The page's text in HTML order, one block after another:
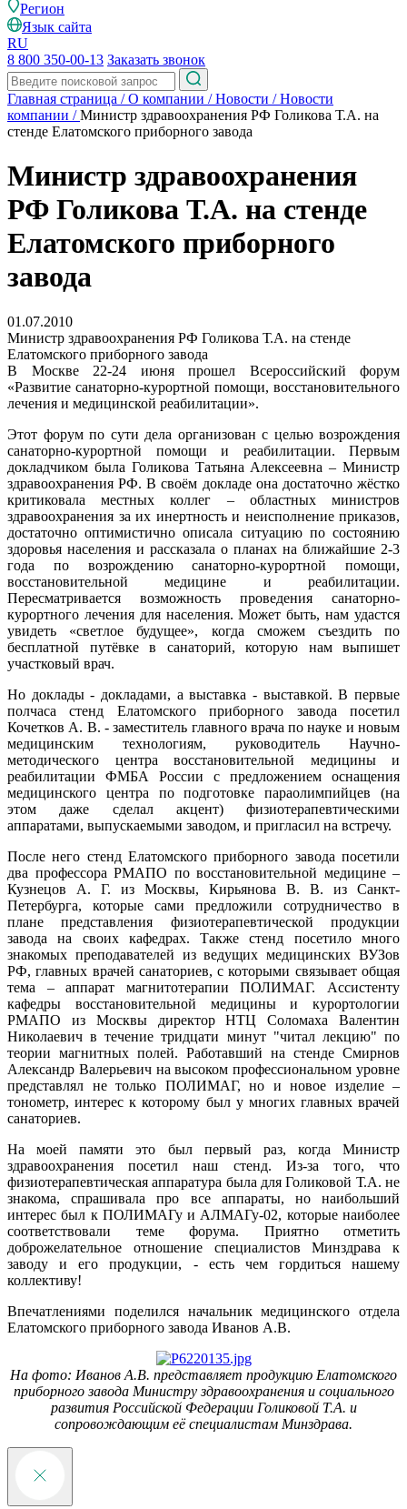
Регион
Язык сайта
RU
8 800 350-00-13 Заказать звонок
Главная страница /О компании /Новости /Новости
компании /Министр здравоохранения РФ Голикова Т.А. на
стенде Елатомского приборного завода
Министр здравоохранения
РФ Голикова Т.А. на стенде
Елатомского приборного
завода
01.07.2010
Министр здравоохранения РФ Голикова Т.А. на стенде
Елатомского приборного завода
В Москве 22-24 июня прошел Всероссийский форум
«Развитие санаторно-курортной помощи, восстановительного
лечения и медицинской реабилитации».
Этот форум по сути дела организован с целью возрождения
санаторно-курортной помощи и реабилитации. Первым
докладчиком была Голикова Татьяна Алексеевна – Министр
здравоохранения РФ. В своём докладе она достаточно жёстко
критиковала местных коллег – областных министров
здравоохранения за их инертность и неисполнение приказов,
достаточно оптимистично описала ситуацию по состоянию
здоровья населения и рассказала о планах на ближайшие 2-3
года по возрождению санаторно-курортной помощи,
восстановительной медицине и реабилитации.
Пересматривается возможность проведения санаторно-
курортного лечения для населения. Может быть, нам удастся
увидеть «светлое будущее», когда сможем съездить по
бесплатной путёвке в санаторий, которую нам выпишет
участковый врач.
Но доклады - докладами, а выставка - выставкой. В первые
полчаса стенд Елатомского приборного завода посетил
Кочетков А. В. - заместитель главного врача по науке и новым
медицинским технологиям, руководитель Научно-
методического центра восстановительной медицины и
реабилитации ФМБА России с предложением оснащения
медицинского центра по подготовке параолимпийцев (на
этом даже сделал акцент) физиотерапевтическими
аппаратами, выпускаемыми заводом, и пригласил на встречу.
После него стенд Елатомского приборного завода посетили
два профессора РМАПО по восстановительной медицине –
Кузнецов А. Г. из Москвы, Кирьянова В. В. из Санкт-
Петербурга, которые сами предложили сотрудничество в
плане представления физиотерапевтической продукции
завода на своих кафедрах. Также стенд посетило много
знакомых преподавателей из ведущих медицинских ВУЗов
РФ, главных врачей санаториев, с которыми связывает общая
тема – аппарат магнитотерапии ПОЛИМАГ. Ассистенту
кафедры восстановительной медицины и курортологии
РМАПО из Москвы директор НТЦ Соломаха Валентин
Николаевич в течение тридцати минут "читал лекцию" по
теории магнитных полей. Работавший на стенде Смирнов
Александр Валерьевич на высоком профессиональном уровне
представлял не только ПОЛИМАГ, но и новое изделие –
тонометр, интерес к которому был у многих главных врачей
санаториев.
На моей памяти это был первый раз, когда Министр
здравоохранения посетил наш стенд. Из-за того, что
физиотерапевтическая аппаратура была для Голиковой Т.А. не
знакома, спрашивала про все аппараты, но наибольший
интерес был к ПОЛИМАГу и АЛМАГу-02, которые наиболее
соответствовали теме форума. Приятно отметить
доброжелательное отношение специалистов Минздрава к
заводу и его продукции, - есть чем гордиться нашему
коллективу!
Впечатлениями поделился начальник медицинского отдела
Елатомского приборного завода Иванов А.В.
На фото: Иванов А.В. представляет продукцию Елатомского
приборного завода Министру здравоохранения и социального
развития Российской Федерации Голиковой Т.А. и
сопровождающим её специалистам Минздрава.